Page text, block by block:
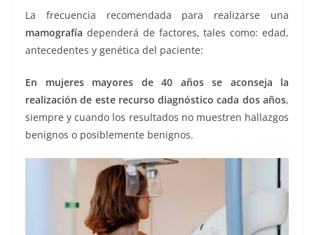
La frecuencia recomendada para realizarse una
mamografía dependerá de factores, tales como: edad,
antecedentes y genética del paciente:
En mujeres mayores de 40 años se aconseja la
realización de este recurso diagnóstico cada dos años,
siempre y cuando los resultados no muestren hallazgos
benignos o posiblemente benignos.